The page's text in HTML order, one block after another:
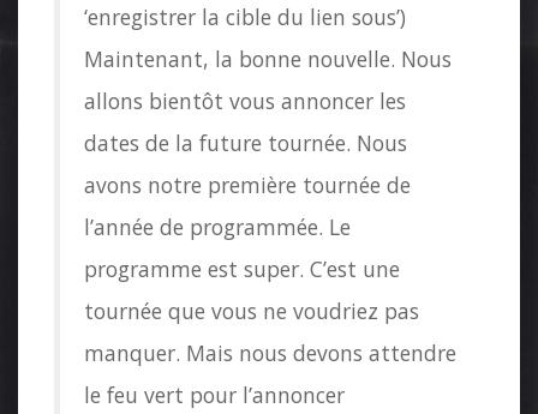
‘enregistrer la cible du lien sous’)
Maintenant, la bonne nouvelle. Nous
allons bientôt vous annoncer les
dates de la future tournée. Nous
avons notre première tournée de
l’année de programmée. Le
programme est super. C’est une
tournée que vous ne voudriez pas
manquer. Mais nous devons attendre
le feu vert pour l’annoncer